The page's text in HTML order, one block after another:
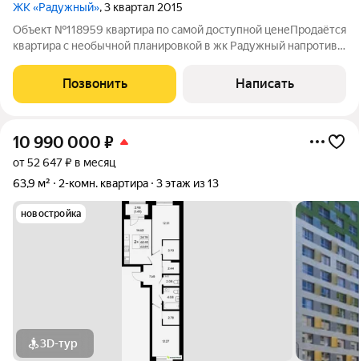
ЖК «Радужный», 3 квартал 2015
Объект №118959 квартира по самой доступной ценеПродаётся
квартира с необычной планировкой в жк Радужный напротив
планировкой Жилая комната разделена на две отдельные
зоны, с окнами. Есть
Позвонить Написать
10 990 000 ₽
от 52 647 ₽ в месяц
63,9 м²
2-комн. квартира 3 этаж из 13
новостройка
3D-тур